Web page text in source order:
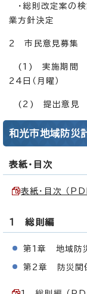
・総則改定案の
業方針決定
2 市民意見募集
(1) 実施期間 令
24日（月曜）
(2) 提出意見
和光市地域防災
表紙・目次
表紙・目次 （
1 総則編
第1章 地域防
第2章 防災関